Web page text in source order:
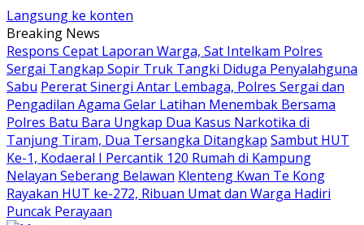
Langsung ke konten
Breaking News
Respons Cepat Laporan Warga, Sat Intelkam Polres
Sergai Tangkap Sopir Truk Tangki Diduga Penyalahguna
Sabu Pererat Sinergi Antar Lembaga, Polres Sergai dan
Pengadilan Agama Gelar Latihan Menembak Bersama
Polres Batu Bara Ungkap Dua Kasus Narkotika di
Tanjung Tiram, Dua Tersangka Ditangkap Sambut HUT
Ke-1, Kodaeral I Percantik 120 Rumah di Kampung
Nelayan Seberang Belawan Klenteng Kwan Te Kong
Rayakan HUT ke-272, Ribuan Umat dan Warga Hadiri
Puncak Perayaan